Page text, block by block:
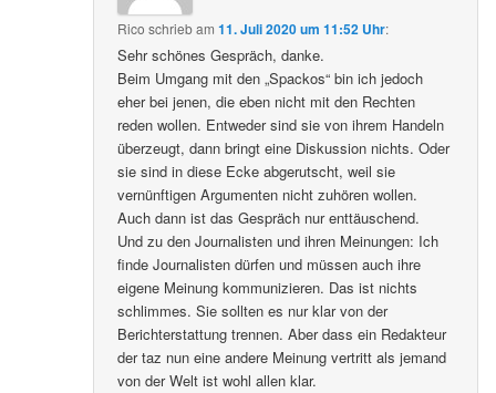
Rico schriebam11. Juli 2020 um 11:52 Uhr:
Sehr schönes Gespräch, danke.
Beim Umgang mit den „Spackos“ bin ich jedoch
eher bei jenen, die eben nicht mit den Rechten
reden wollen. Entweder sind sie von ihrem Handeln
überzeugt, dann bringt eine Diskussion nichts. Oder
sie sind in diese Ecke abgerutscht, weil sie
vernünftigen Argumenten nicht zuhören wollen.
Auch dann ist das Gespräch nur enttäuschend.
Und zu den Journalisten und ihren Meinungen: Ich
finde Journalisten dürfen und müssen auch ihre
eigene Meinung kommunizieren. Das ist nichts
schlimmes. Sie sollten es nur klar von der
Berichterstattung trennen. Aber dass ein Redakteur
der taz nun eine andere Meinung vertritt als jemand
von der Welt ist wohl allen klar.